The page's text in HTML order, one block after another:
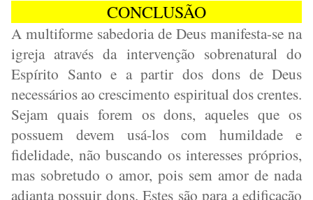
CONCLUSÃO
A multiforme sabedoria de Deus manifesta-se na
igreja através da intervenção sobrenatural do
Espírito Santo e a partir dos dons de Deus
necessários ao crescimento espiritual dos crentes.
Sejam quais forem os dons, aqueles que os
possuem devem usá-los com humildade e
fidelidade, não buscando os interesses próprios,
mas sobretudo o amor, pois sem amor de nada
adianta possuir dons. Estes são para a edificação